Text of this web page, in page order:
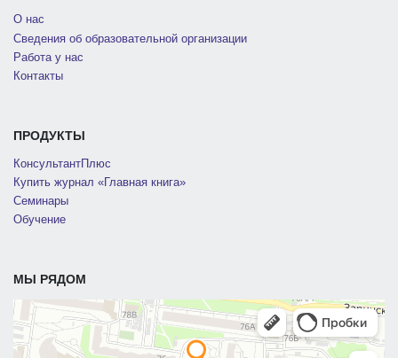
О нас
Сведения об образовательной организации
Работа у нас
Контакты
ПРОДУКТЫ
КонсультантПлюс
Купить журнал «Главная книга»
Семинары
Обучение
МЫ РЯДОМ